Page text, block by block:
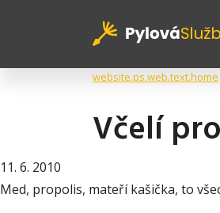
website.ps.web.text.home
Včelí
11. 6. 2010
Med, propolis, mateří kašička, to